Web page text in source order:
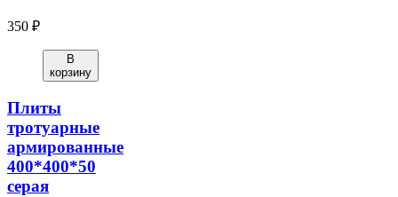
350 ₽
В
корзину
Плиты
тротуарные
армированные
400*400*50
серая